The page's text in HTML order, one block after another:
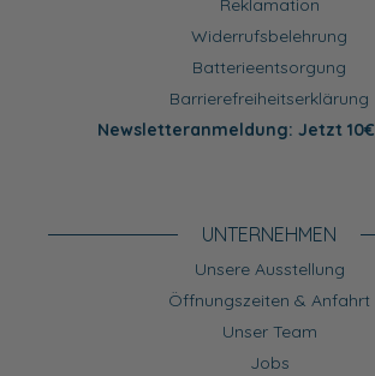
Reklamation
Widerrufsbelehrung
Batterieentsorgung
Barrierefreiheitserklärung
Newsletteranmeldung: Jetzt
UNTERNEHMEN
Unsere Ausstellung
Öffnungszeiten & Anfahrt
Unser Team
Jobs